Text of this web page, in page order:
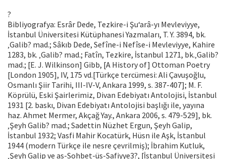
?
Bibliyografya: Esrâr Dede, Tezkire-i Şu‘arâ-yı Mevleviyye,
İstanbul Üniversitesi Kütüphanesi Yazmaları, T. Y. 3894, bk.
‚Galib? mad.; Sâkıb Dede, Sefîne-i Nefîse-i Mevleviyye, Kahire
1283, bk. ‚Galib? mad.; Fatîn, Tezkire, İstanbul 1271, bk.‚Galib?
mad.; [E. J. Wilkinson] Gibb, [A History of] Ottoman Poetry
[London 1905], IV, 175 vd.[Türkçe tercümesi: Ali Çavuşoğlu,
Osmanlı Şiir Tarihi, III-IV-V, Ankara 1999, s. 387-407]; M. F.
Köprülü, Eski Şairlerimiz, Divan Edebiyatı Antolojisi, İstanbul
1931 [2. baskı, Divan Edebiyatı Antolojisi başlığı ile, yayına
haz. Ahmet Mermer, Akçağ Yay., Ankara 2006, s. 479-529], bk.
‚Şeyh Galib? mad.; Sadettin Nüzhet Ergun, Şeyh Galip,
İstanbul 1932; Vasfi Mahir Kocatürk, Hüsn ile Aşk, İstanbul
1944 (modern Türkçe ile nesre çevrilmiş); İbrahim Kutluk,
‚Şeyh Galip ve as-Sohbet-üs-Safiyye3?, [İstanbul Üniversitesi